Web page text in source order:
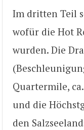
Im dritten Teil
wofür die Hot
wurden. Die
Quartermile,
und die
den